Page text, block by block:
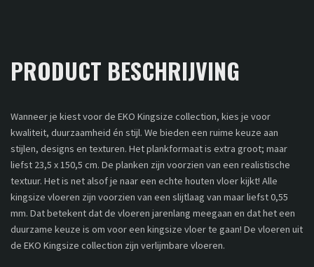
PRODUCT BESCHRIJVING
Wanneer je kiest voor de EKO Kingsize collection, kies je voor
kwaliteit, duurzaamheid én stijl. We bieden een ruime keuze aan
stijlen, designs en texturen. Het plankformaat is extra groot; maar
liefst 23,5 x 150,5 cm. De planken zijn voorzien van een realistische
textuur. Het is net alsof je naar een echte houten vloer kijkt! Alle
kingsize vloeren zijn voorzien van een slijtlaag van maar liefst 0,55
mm. Dat betekent dat de vloeren jarenlang meegaan en dat het een
duurzame keuze is om voor een kingsize vloer te gaan! De vloeren uit
de EKO Kingsize collection zijn verlijmbare vloeren.